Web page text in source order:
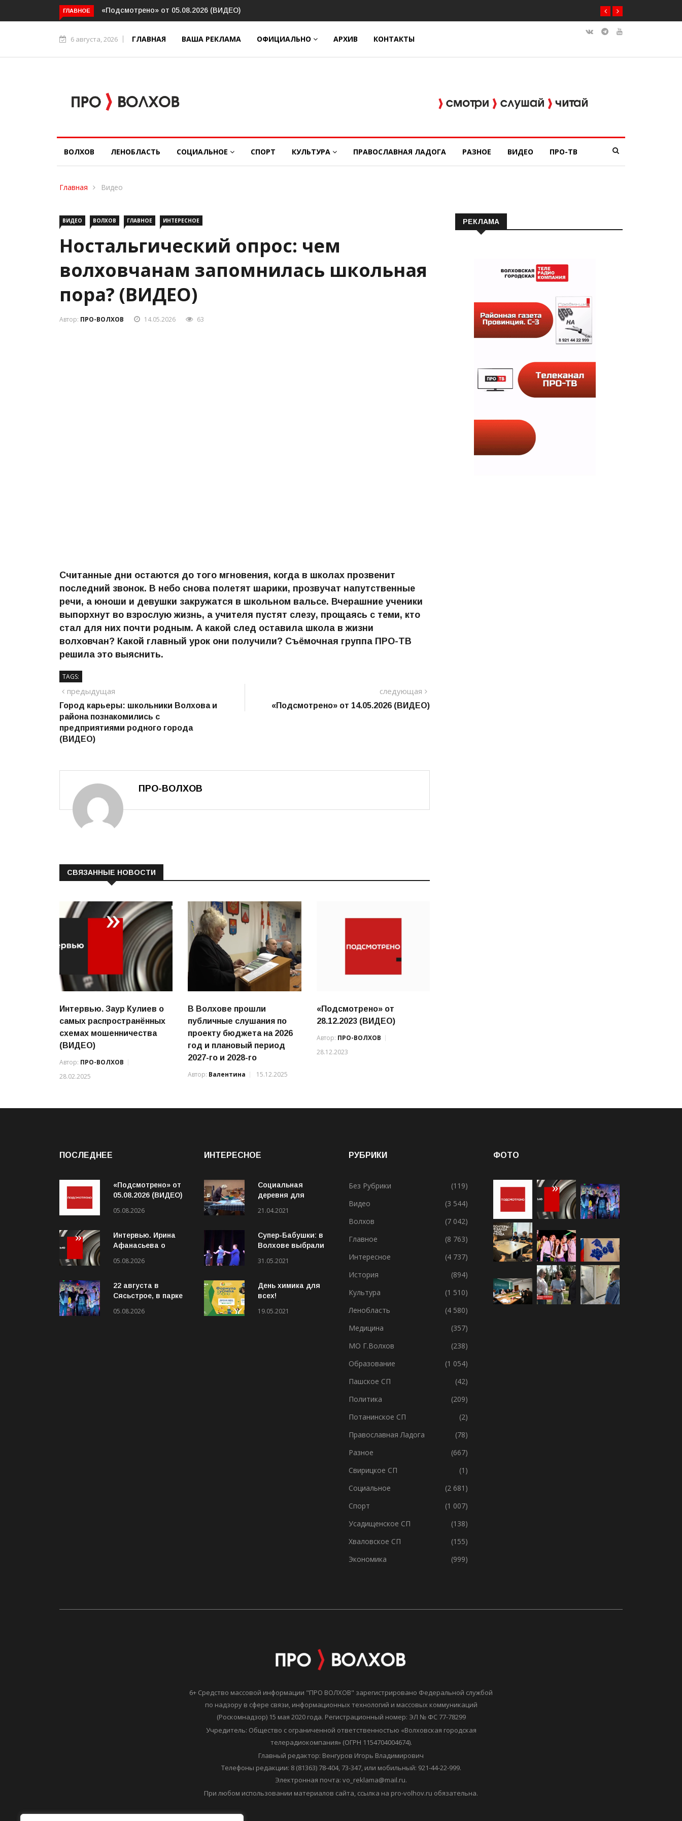
ГЛАВНОЕ
от 05.08.2026 (ВИДЕО)Интервью. Ирина Афанасьева о
социальном контракте (ВИДЕО)
6 августа, 2026 ГЛАВНАЯ ВАША РЕКЛАМА ОФИЦИАЛЬНО АРХИВ КОНТАКТЫ
ВОЛХОВ ЛЕНОБЛАСТЬ СОЦИАЛЬНОЕ СПОРТ КУЛЬТУРА ПРАВОСЛАВНАЯ ЛАДОГА РАЗНОЕ ВИДЕО ПРО-ТВ
Главная Видео
ВИДЕО ВОЛХОВ ГЛАВНОЕ ИНТЕРЕСНОЕ
Ностальгический опрос: чем
волховчанам запомнилась школьная
пора? (ВИДЕО)
Автор: ПРО-ВОЛХОВ 14.05.2026 63
Считанные дни остаются до того мгновения, когда в школах прозвенит
последний звонок. В небо снова полетят шарики, прозвучат напутственные
речи, а юноши и девушки закружатся в школьном вальсе. Вчерашние ученики
выпорхнут во взрослую жизнь, а учителя пустят слезу, прощаясь с теми, кто
стал для них почти родным. А какой след оставила школа в жизни
волховчан? Какой главный урок они получили? Съёмочная группа ПРО-ТВ
решила это выяснить.
TAGS:
Навигация
по
записям
предыдущая
Город карьеры: школьники Волхова и
района познакомились с
предприятиями родного города
(ВИДЕО)
следующая
пост
«Подсмотрено» от 14.05.2026 (ВИДЕО)
ПРО-ВОЛХОВ
СВЯЗАННЫЕ НОВОСТИ
Интервью. Заур Кулиев о
самых распространённых
схемах мошенничества
(ВИДЕО)
Автор: ПРО-ВОЛХОВ
28.02.2025
В Волхове прошли
публичные слушания по
проекту бюджета на 2026
год и плановый период
2027-го и 2028-го
Автор: Валентина 15.12.2025
«Подсмотрено» от
28.12.2023 (ВИДЕО)
Автор: ПРО-ВОЛХОВ
28.12.2023
РЕКЛАМА
ПОСЛЕДНЕЕ
«Подсмотрено» от
05.08.2026 (ВИДЕО)
05.08.2026
Интервью. Ирина
Афанасьева о
контракте (ВИДЕО)
05.08.2026
22 августа в
Сясьстрое, в парке
состоится
05.08.2026
ИНТЕРЕСНОЕ
Социальная
деревня для
21.04.2021
Супер-Бабушки: в
Волхове выбрали
(ВИДЕО)
31.05.2021
День химика для
всех!
19.05.2021
РУБРИКИ
Без Рубрики
(119)
Видео
(3 544)
Волхов
(7 042)
Главное
(8 763)
Интересное
(4 737)
История
(894)
Культура
(1 510)
Ленобласть
(4 580)
Медицина
(357)
МО Г.Волхов
(238)
Образование
(1 054)
Пашское СП
(42)
Политика
(209)
Потанинское СП
(2)
Православная Ладога
(78)
Разное
(667)
Свирицкое СП
(1)
Социальное
(2 681)
Спорт
(1 007)
Усадищенское СП
(138)
Хваловское СП
(155)
Экономика
(999)
ФОТО
6+ Средство массовой информации "ПРО ВОЛХОВ" зарегистрировано Федеральной службой
по надзору в сфере связи, информационных технологий и массовых коммуникаций
(Роскомнадзор) 15 мая 2020 года. Регистрационный номер: ЭЛ № ФС 77-78299
Учредитель: Общество с ограниченной ответственностью «Волховская городская
телерадиокомпания» (ОГРН 1154704004674).
Главный редактор: Венгуров Игорь Владимирович
Телефоны редакции: 8 (81363) 78-404, 73-347, или мобильный: 921-44-22-999.
Электронная почта: vo_reklama@mail.ru.
При любом использовании материалов сайта, ссылка на pro-volhov.ru обязательна.